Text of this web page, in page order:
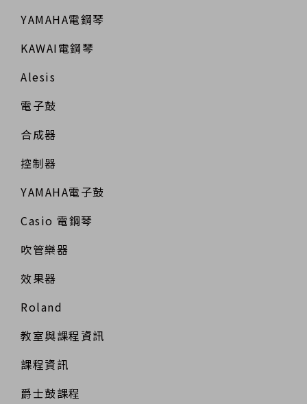
YAMAHA電鋼琴
KAWAI電鋼琴
Alesis
電子鼓
合成器
控制器
YAMAHA電子鼓
Casio 電鋼琴
吹管樂器
效果器
Roland
教室與課程資訊
課程資訊
爵士鼓課程